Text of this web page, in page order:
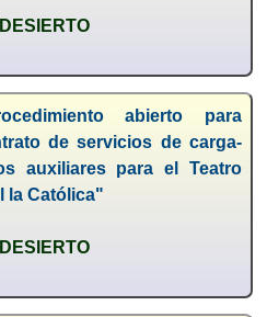
abierto para
de servicios de carga-
auxiliares para el Teatro
la Católica"